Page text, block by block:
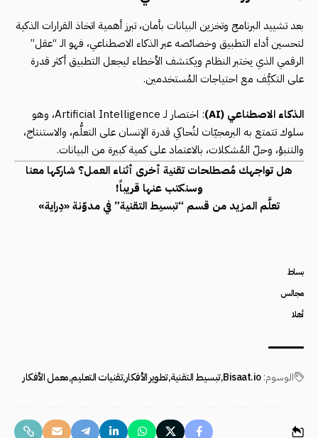
بعد تشييد البرنامج وتخزين البيانات بأمان، تبرز أهمية اتخاذ القرارات الذكية
لتحسين أداء التطبيق وخصائصه عبر الذكاء الاصطناعي، فهو الـ “عقل”
الرقمي الذي يختبر النظام ويكتشف الأخطاء ليجعل التطبيق أكثر قدرة
على التكيُّف مع احتياجات المُستخدمين.
الذكاء الاصطناعي (AI)
: اختصار لـ Artificial Intelligence، وهو
سلوك تتمتع به البرمجيّات لتُحاكي قدرة الإنسان على التعلُّم، والاستنتاج،
والتنبؤ، وحلّ المُشكلات، بالاعتماد على كمية كبيرة من البيانات.
هل تواجهك مُصطلحات تقنية أخرى أثناء العمل؟ شاركها معنا
وسنكتب عنها قريباً!
تعلَّم المزيد من قسم “تبسيط التقنية” في مدوّنة «دِراية»
بساط
مجالس
أهلا
الوسوم:Bisaat.ioتبسيط التقنيةتطوير الأفكار تقنيات التعليم معمل الأفكار